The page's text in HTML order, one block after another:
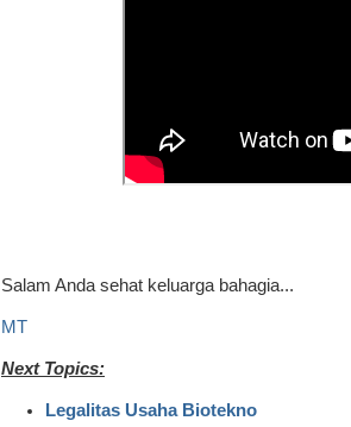
Salam Anda sehat keluarga bahagia...
MT
Next Topics:
Legalitas Usaha Biotekno